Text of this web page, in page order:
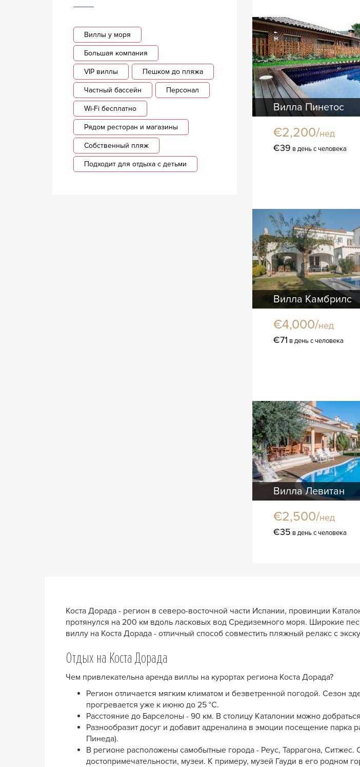
Виллы у моря
Большая компания
VIP виллы Пешком до пляжа
Частный бассейн Персонал
Wi-Fi бесплатно
Рядом ресторан и магазины
Собственный пляж
Подходит для отдыха с детьми
Вилла Пинетос
€2,200/нед
€39 в день с человека
Вилла Камбрилс
€4,000/нед
€71 в день с человека
Вилла Левитан
€2,500/нед
€35 в день с человека
Коста Дорада - регион в северо-восточной части Испании, провинции
протянулся на 200 км вдоль ласковых вод Средиземного моря. Широкие
виллу на Коста Дорада - отличный способ совместить пляжный релакс с
Отдых на Коста Дорада
Чем привлекательна аренда виллы на курортах региона Коста Дорада?
Регион отличается мягким климатом и безветренной погодой. Сезон
прогревается уже к июню до 25 °C.
Расстояние до Барселоны - 90 км. В столицу Каталонии можно
Разнообразит досуг и добавит адреналина в эмоции посещение парка
Пинеда).
В регионе расположены самобытные города - Реус, Таррагона,
достопримечательности, музеи. К примеру, музей Гауди в его родном